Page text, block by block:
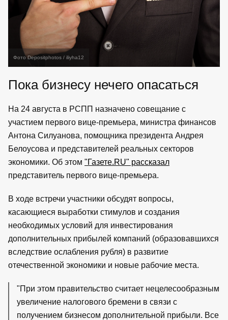
Фото Depositphotos / iliyha12
Пока бизнесу нечего опасаться
На 24 августа в РСПП назначено совещание с
участием первого вице-премьера, министра финансов
Антона Силуанова, помощника президента Андрея
Белоусова и представителей реальных секторов
экономики. Об этом "Газете.RU" рассказал
представитель первого вице-премьера.
В ходе встречи участники обсудят вопросы,
касающиеся выработки стимулов и создания
необходимых условий для инвестирования
дополнительных прибылей компаний (образовавшихся
вследствие ослабления рубля) в развитие
отечественной экономики и новые рабочие места.
"При этом правительство считает нецелесообразным
увеличение налогового бремени в связи с
получением бизнесом дополнительной прибыли. Все